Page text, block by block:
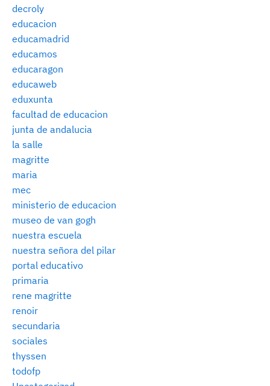
decroly
educacion
educamadrid
educamos
educaragon
educaweb
eduxunta
facultad de educacion
junta de andalucia
la salle
magritte
maria
mec
ministerio de educacion
museo de van gogh
nuestra escuela
nuestra señora del pilar
portal educativo
primaria
rene magritte
renoir
secundaria
sociales
thyssen
todofp